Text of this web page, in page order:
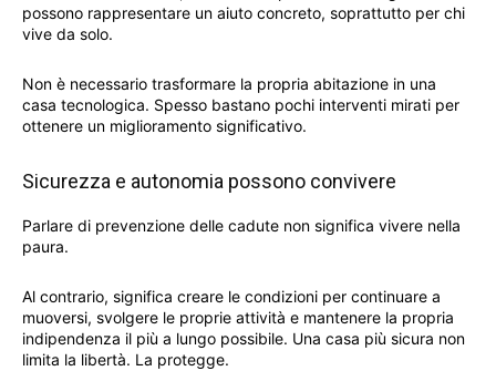
possono rappresentare un aiuto concreto, soprattutto per chi
vive da solo.
Non è necessario trasformare la propria abitazione in una
casa tecnologica. Spesso bastano pochi interventi mirati per
ottenere un miglioramento significativo.
Sicurezza e autonomia possono convivere
Parlare di prevenzione delle cadute non significa vivere nella
paura.
Al contrario, significa creare le condizioni per continuare a
muoversi, svolgere le proprie attività e mantenere la propria
indipendenza il più a lungo possibile. Una casa più sicura non
limita la libertà. La protegge.